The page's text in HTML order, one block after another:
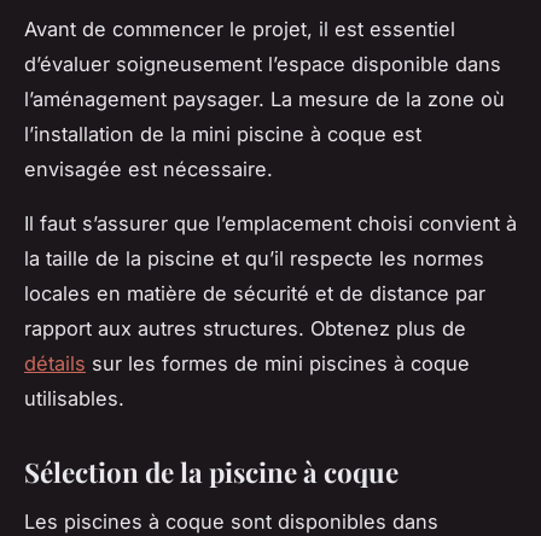
Avant de commencer le projet, il est essentiel
d’évaluer soigneusement l’espace disponible dans
l’aménagement paysager. La mesure de la zone où
l’installation de la mini piscine à coque est
envisagée est nécessaire.
Il faut s’assurer que l’emplacement choisi convient à
la taille de la piscine et qu’il respecte les normes
locales en matière de sécurité et de distance par
rapport aux autres structures. Obtenez plus de
détails sur les formes de mini piscines à coque
utilisables.
Sélection de la piscine à coque
Les piscines à coque sont disponibles dans